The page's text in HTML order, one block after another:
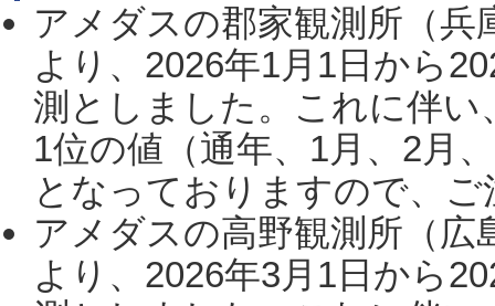
アメダスの郡家観測所（
より、2026年1月1日から
測としました。これに伴い
1位の値（通年、1月、2月
となっておりますので、
アメダスの高野観測所（
より、2026年3月1日から